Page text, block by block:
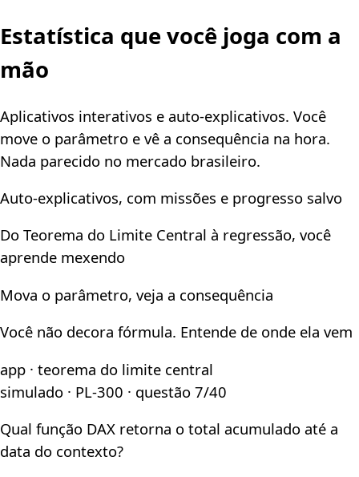
Estatística que você joga com a
mão
Aplicativos interativos e auto-explicativos. Você
move o parâmetro e vê a consequência na hora.
Nada parecido no mercado brasileiro.
Auto-explicativos, com missões e progresso salvo
Do Teorema do Limite Central à regressão, você
aprende mexendo
Mova o parâmetro, veja a consequência
Você não decora fórmula. Entende de onde ela vem
app · teorema do limite central
simulado · PL-300 · questão 7/40
Qual função DAX retorna o total acumulado até a
data do contexto?